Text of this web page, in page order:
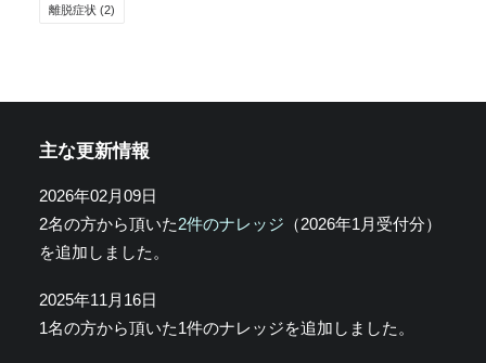
離脱症状 (2)
主な更新情報
2026年02月09日
2名の方から頂いた2件のナレッジ （2026年1月受付分）
を追加しました。
2025年11月16日
1名の方から頂いた1件のナレッジを追加しました。